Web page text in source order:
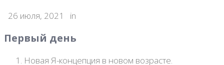
26 июля, 2021 in
Первый день
Новая Я-концепция в новом возрасте.